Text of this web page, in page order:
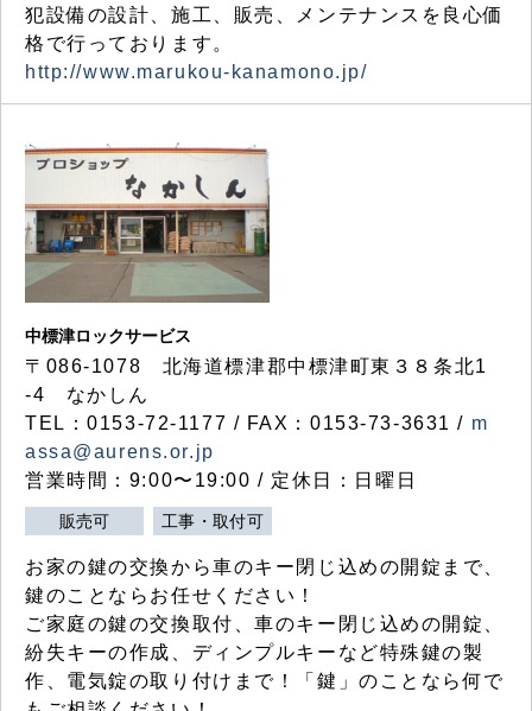
犯設備の設計、施工、販売、メンテナンスを良心価
格で行っております。
http://www.marukou-kanamono.jp/
中標津ロックサービス
〒086-1078 北海道標津郡中標津町東３８条北1
-4 なかしん
TEL：0153-72-1177 / FAX：0153-73-3631 / m
assa@aurens.or.jp
営業時間：9:00〜19:00 / 定休日：日曜日
販売可 工事・取付可
お家の鍵の交換から車のキー閉じ込めの開錠まで、
鍵のことならお任せください！
ご家庭の鍵の交換取付、車のキー閉じ込めの開錠、
紛失キーの作成、ディンプルキーなど特殊鍵の製
作、電気錠の取り付けまで！「鍵」のことなら何で